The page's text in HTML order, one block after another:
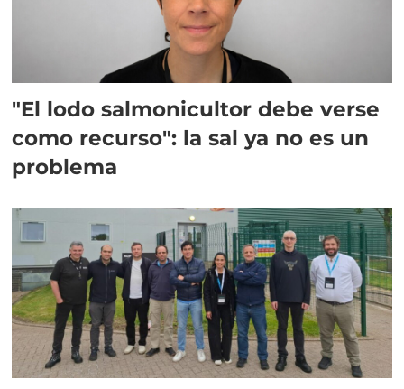
"El lodo salmonicultor debe verse
como recurso": la sal ya no es un
problema